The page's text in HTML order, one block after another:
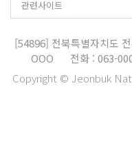
[54896] 전북특별자치도
OOO
전화 : 063-
Copyright © Jeonbuk